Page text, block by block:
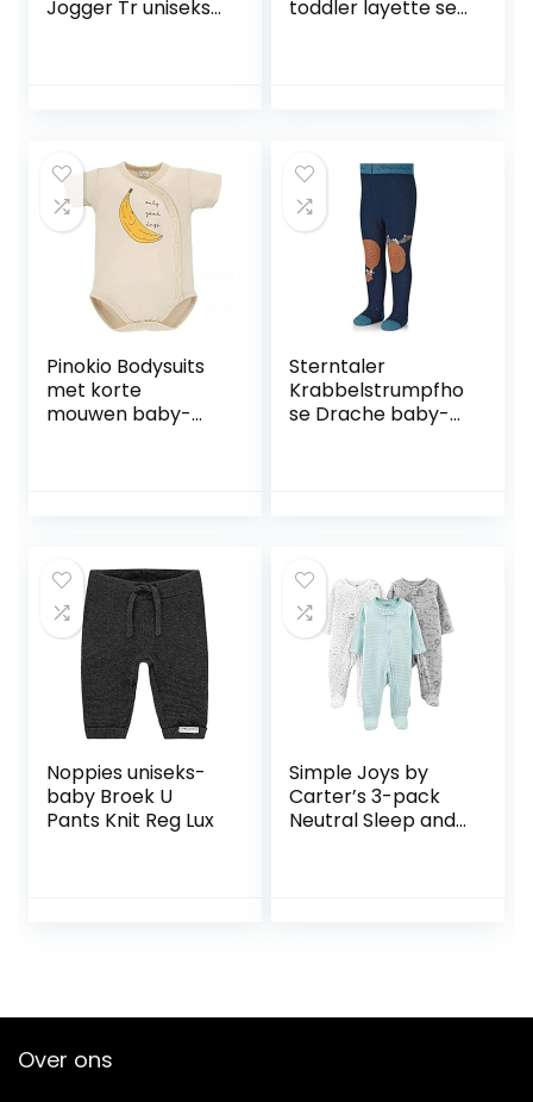
Jogger Tr uniseks-
toddler layette set
Pinokio Bodysuits
met korte
mouwen baby-
Sterntaler
Krabbelstrumpfho
se Drache baby-
Noppies uniseks-
baby Broek U
Pants Knit Reg Lux
Simple Joys by
Carter’s 3-pack
Neutral Sleep and
Over ons